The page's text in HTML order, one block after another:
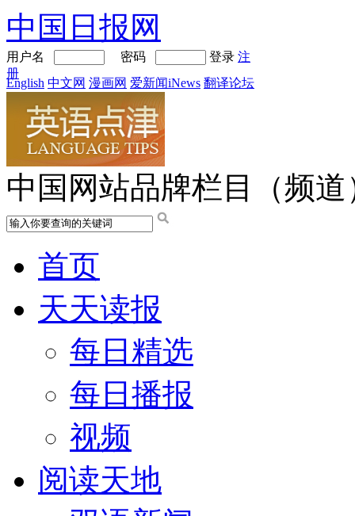
中国日报网
用户名 密码 登录 注
册
English 中文网 漫画网 爱新闻iNews 翻译论坛
中国网站品牌栏目（频道
首页
天天读报
每日精选
每日播报
视频
阅读天地